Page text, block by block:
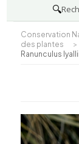
🔍
Conservation
des plantes
>
Ranunculus lyallii